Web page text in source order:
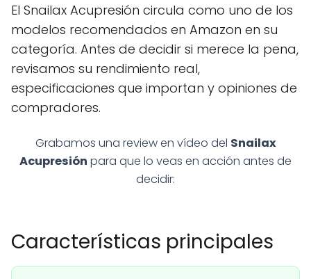
El Snailax Acupresión circula como uno de los
modelos recomendados en Amazon en su
categoría. Antes de decidir si merece la pena,
revisamos su rendimiento real,
especificaciones que importan y opiniones de
compradores.
Grabamos una review en vídeo del Snailax
Acupresión para que lo veas en acción antes de
decidir:
Características principales